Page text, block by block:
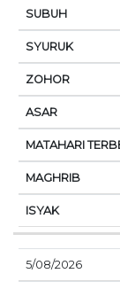
5/08/2026